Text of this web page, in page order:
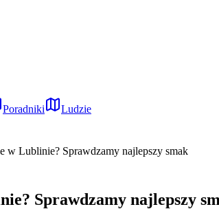
Poradniki
Ludzie
w Lublinie? Sprawdzamy najlepszy smak
Sprawdzamy najlepszy